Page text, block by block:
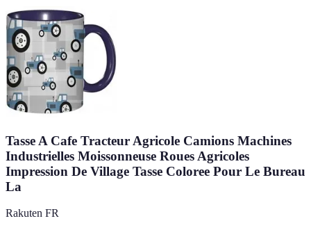
Tasse A Cafe Tracteur Agricole Camions Machines
Industrielles Moissonneuse Roues Agricoles
Impression De Village Tasse Coloree Pour Le Bureau
La
Rakuten FR